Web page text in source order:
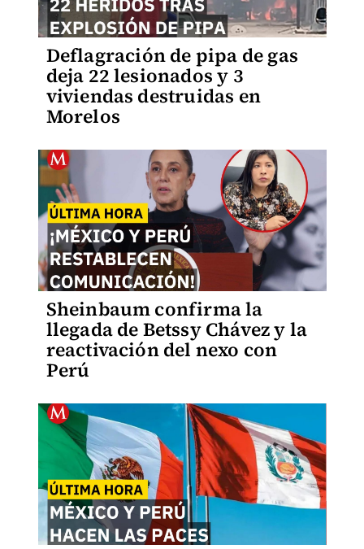
Deflagración de pipa de gas
deja 22 lesionados y 3
viviendas destruidas en
Morelos
Sheinbaum confirma la
llegada de Betssy Chávez y la
reactivación del nexo con
Perú